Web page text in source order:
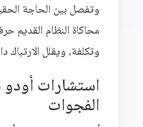
وتفصل بين الحاجة
محاكاة النظام القديم
وتكلفة، ويقلل الارتباك
استشارات
الفجوات